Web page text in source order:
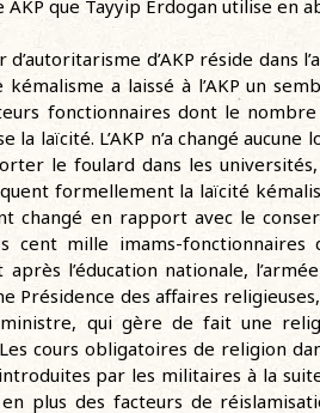
que Tayyip Erdogan utilise en
d’AKP réside dans
a laissé à l’AKP un
fonctionnaires dont le
la laïcité. L’AKP n’a changé
le foulard dans les
formellement la laïcité
changé en rapport avec le
cent mille imams-fonctionnaires
après l’éducation nationale,
Présidence des affaires
qui gère de fait une
cours obligatoires de religion
par les militaires à la suite
plus des facteurs de